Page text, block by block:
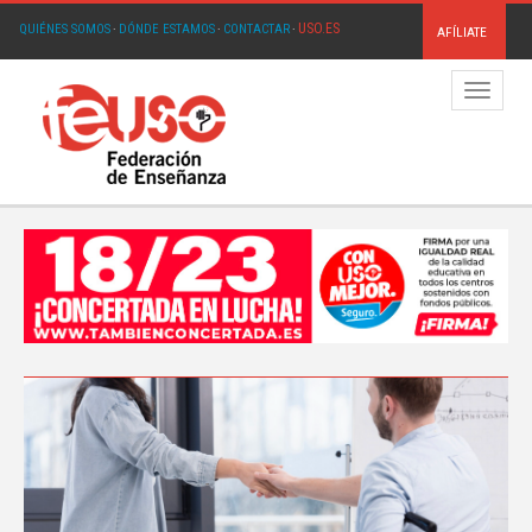
QUIÉNES SOMOS· DÓNDE ESTAMOS· CONTACTAR· USO.ES AFÍLIATE
Menú